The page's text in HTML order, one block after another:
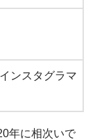
ンスタグラマ
年に相次いで